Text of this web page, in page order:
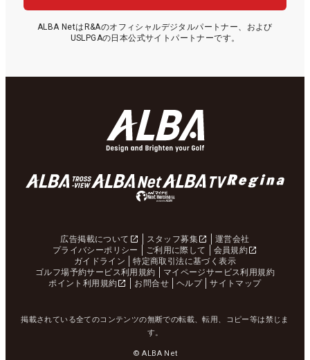
ALBA NetはR&Aのオフィシャルデジタルパートナー、および
USLPGAの日本公式サイトパートナーです。
広告掲載について スタッフ募集
運営会社
プライバシーポリシー
ご利用に際して
会員規約
ガイドライン
特定商取引法に基づく表示
ゴルフ場予約サービス利用規約
マイページサービス利用規約
ポイント利用規約
お問合せ ヘルプ サイトマップ
掲載されている全てのコンテンツの無断での転載、転用、コピー等は禁じま
す。
© ALBA Net